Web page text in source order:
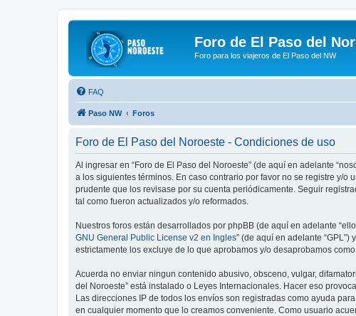
Foro de El Paso del
Foro para los viajeros de El Paso del NW
FAQ
Paso NW Foros
Foro de El Paso del Noroeste - Condiciones de uso
Al ingresar en “Foro de El Paso del Noroeste” (de aquí en adelante
a los siguientes términos. En caso contrario por favor no se registre y/o
prudente que los revisase por su cuenta periódicamente. Seguir
tal como fueron actualizados y/o reformados.
Nuestros foros están desarrollados por phpBB (de aquí en adelante
GNU General Public License v2 en Ingles” (de aquí en adelante
estrictamente los excluye de lo que aprobamos y/o desaprobamos
Acuerda no enviar ningun contenido abusivo, obsceno, vulgar,
del Noroeste” está instalado o Leyes Internacionales. Hacer eso
Las direcciones IP de todos los envíos son registradas como ayuda
en cualquier momento que lo creamos conveniente. Como usuario